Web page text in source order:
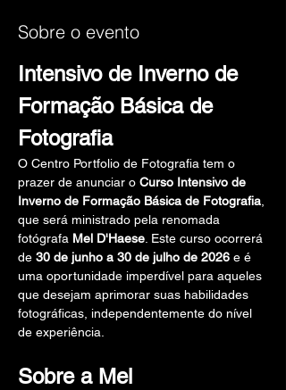
Sobre o evento
Intensivo de Inverno de
Formação Básica de
Fotografia
O Centro Portfolio de Fotografia tem o
prazer de anunciar o Curso Intensivo de
Inverno de Formação Básica de Fotografia
que será ministrado pela renomada
fotógrafa Mel D'Haese . Este curso ocorrerá
de 30 de junho a 30 de julho de 2026 e é
uma oportunidade imperdível para aqueles
que desejam aprimorar suas habilidades
fotográficas, independentemente do nível
de experiência.
Sobre a Mel